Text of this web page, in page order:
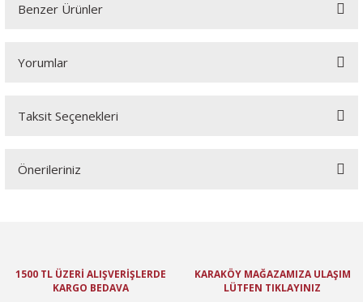
Benzer Ürünler
Yorumlar
Taksit Seçenekleri
Önerileriniz
Ürün resmi kalitesiz, bozuk veya görüntülenemiyor.
1500 TL ÜZERİ ALIŞVERİŞLERDE
KARGO BEDAVA
KARAKÖY MAĞAZAMIZA ULAŞIM
LÜTFEN TIKLAYINIZ